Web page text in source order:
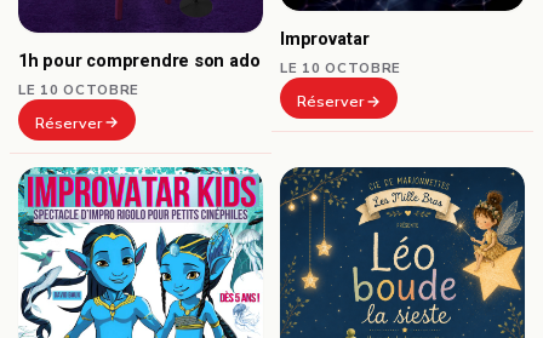
1h pour comprendre son ado
LE 10 OCTOBRE
Réserver
Improvatar
LE 10 OCTOBRE
Réserver